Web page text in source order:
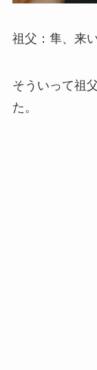
祖父：隼、来
そういって祖
た。